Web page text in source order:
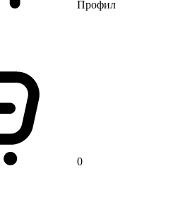
Профил
0